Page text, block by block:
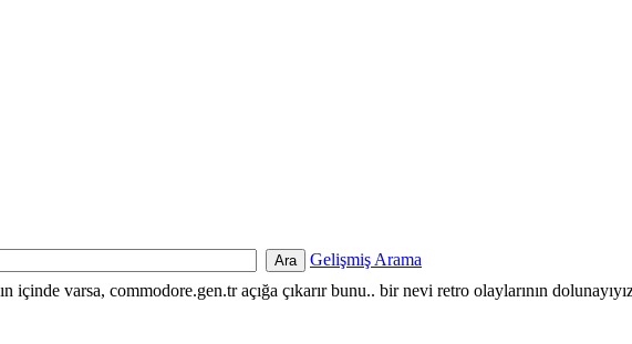
Gelişmiş Arama
içinde varsa, commodore.gen.tr açığa çıkarır bunu.. bir nevi retro olaylarının